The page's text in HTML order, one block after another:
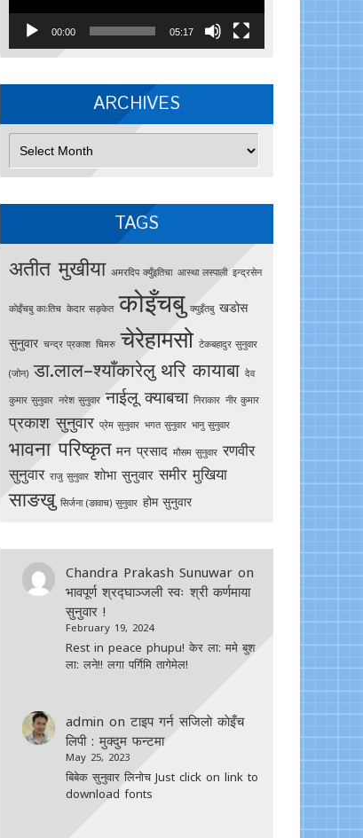
00:00 05:17
ARCHIVES
Archives
TAGS
अतीत मुखीया अमरदिप क्युँइतिचा आस्था लस्पाली इन्द्रसेन
काेइँचबु काःतिच केदार सङ्केत कोइँचबु क्युइँतबु खडोस
सुनुवार चन्द्र प्रकाश चिमरु चेरेहामसो टेकबहादुर सुनुवार
(जोन) डा.लाल–श्याँकारेलु थरि कायाबा देव
कुमार सुनुवार नरेश सुनुवार नाईलू क्याबचा निराकार नीर कुमार
प्रकाश सुनुवार प्रेम सुनुवार भगत सुनुवार भानु सुनुवार
भावना परिष्कृत मन प्रसाद मौसम सुनुवार रणवीर
सुनुवार राजु सुनुवार शोभा सुनुवार समीर मुखिया
साङखु सिर्जना (ङावाच) सुनुवार होम सुनुवार
Chandra Prakash Sunuwaron
भावपूर्ण श्रद्घाञ्जली स्वः श्री कर्णमाया
सुनुवार !
February 19, 2024
Rest in peace phupu! केर ला: ममे बुश
ला: लने!! लगा पर्गिमि तागेमेल!
admin onटाइप गर्न सजिलाे काेइँच
लिपी : मुक्दुम फन्टमा
May 25, 2023
बिबेक सुनुवार लिनोच Just click on link to
download fonts